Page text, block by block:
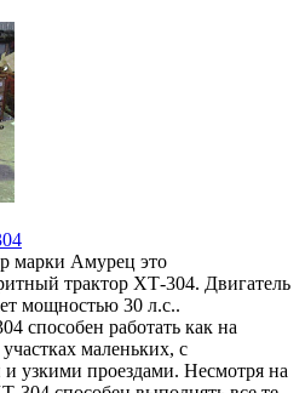
марки Амурец это
трактор ХТ-304. Двигатель
мощностью 30 л.с..
способен работать как на
маленьких, с
узкими проездами. Несмотря на